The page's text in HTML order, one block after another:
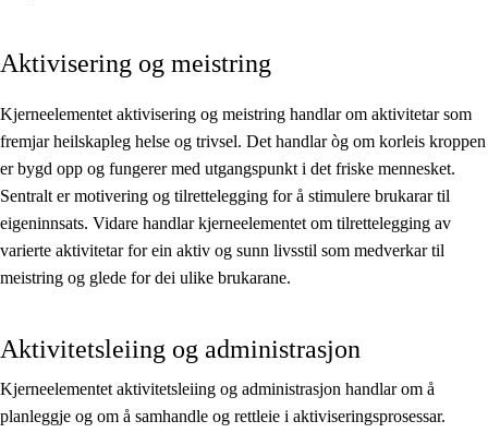
Kjerneelement
Tverrfaglege tema
Grunnleggjande ferdigheiter
Aktivisering og meistring
Kjerneelementet aktivisering og meistring handlar om aktivitetar som
fremjar heilskapleg helse og trivsel. Det handlar òg om korleis kroppen
er bygd opp og fungerer med utgangspunkt i det friske mennesket.
Sentralt er motivering og tilrettelegging for å stimulere brukarar til
eigeninnsats. Vidare handlar kjerneelementet om tilrettelegging av
varierte aktivitetar for ein aktiv og sunn livsstil som medverkar til
meistring og glede for dei ulike brukarane.
Aktivitetsleiing og administrasjon
Kjerneelementet aktivitetsleiing og administrasjon handlar om å
planleggje og om å samhandle og rettleie i aktiviseringsprosessar.